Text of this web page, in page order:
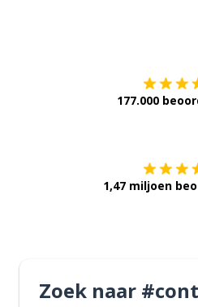
177.000
1,47 miljoen
Zoek naar